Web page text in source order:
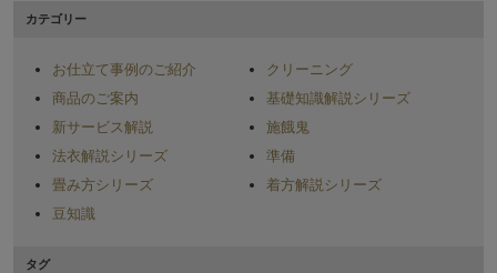
カテゴリー
お仕立て事例のご紹介
クリーニング
商品のご案内
基礎知識解説シリーズ
新サービス解説
施餓鬼
法衣解説シリーズ
準備
畳み方シリーズ
着方解説シリーズ
豆知識
タグ